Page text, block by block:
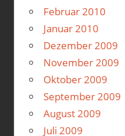
Februar 2010
Januar 2010
Dezember 2009
November 2009
Oktober 2009
September 2009
August 2009
Juli 2009